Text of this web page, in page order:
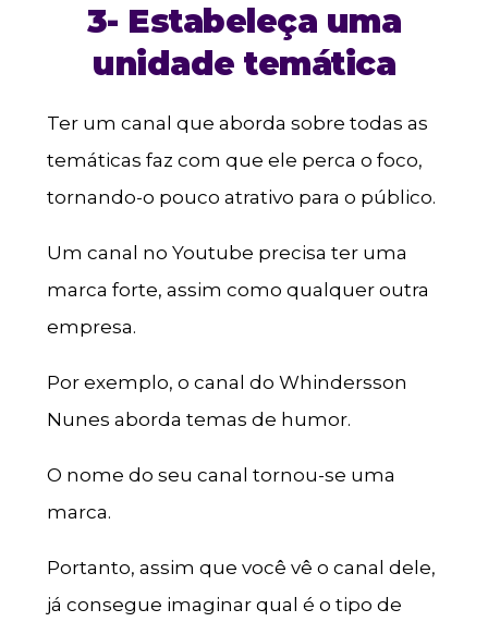
3- Estabeleça uma
unidade temática
Ter um canal que aborda sobre todas as
temáticas faz com que ele perca o foco,
tornando-o pouco atrativo para o público.
Um canal no Youtube precisa ter uma
marca forte, assim como qualquer outra
empresa.
Por exemplo, o canal do Whindersson
Nunes aborda temas de humor.
O nome do seu canal tornou-se uma
marca.
Portanto, assim que você vê o canal dele,
já consegue imaginar qual é o tipo de